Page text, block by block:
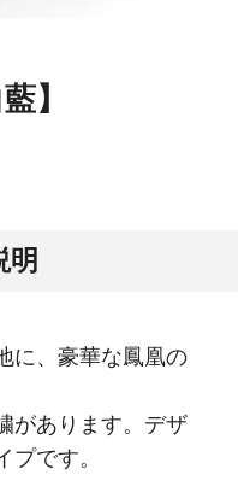
】
明
に、豪華な鳳凰の
があります。デザ
プです。